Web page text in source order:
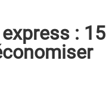
: 15